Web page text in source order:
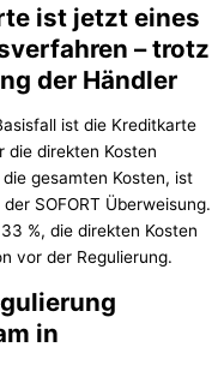
ist jetzt eines
– trotz
der Händler
ist die Kreditkarte
die direkten Kosten
gesamten Kosten, ist
SOFORT Überweisung.
%, die direkten Kosten
vor der Regulierung.
in